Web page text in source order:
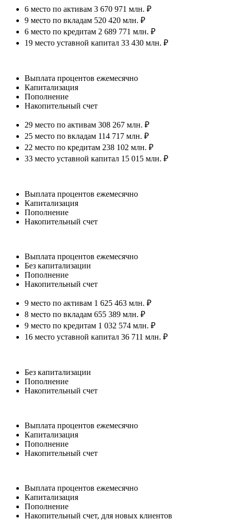
6 место по активам 3 670 971 млн. ₽
9 место по вкладам 520 420 млн. ₽
6 место по кредитам 2 689 771 млн. ₽
19 место уставной капитал 33 430 млн. ₽
Выплата процентов ежемесячно
Капитализация
Пополнение
Накопительный счет
29 место по активам 308 267 млн. ₽
25 место по вкладам 114 717 млн. ₽
22 место по кредитам 238 102 млн. ₽
33 место уставной капитал 15 015 млн. ₽
Выплата процентов ежемесячно
Капитализация
Пополнение
Накопительный счет
Выплата процентов ежемесячно
Без капитализации
Пополнение
Накопительный счет
9 место по активам 1 625 463 млн. ₽
8 место по вкладам 655 389 млн. ₽
9 место по кредитам 1 032 574 млн. ₽
16 место уставной капитал 36 711 млн. ₽
Без капитализации
Пополнение
Накопительный счет
Выплата процентов ежемесячно
Капитализация
Пополнение
Накопительный счет
Выплата процентов ежемесячно
Капитализация
Пополнение
Накопительный счет, для новых клиентов